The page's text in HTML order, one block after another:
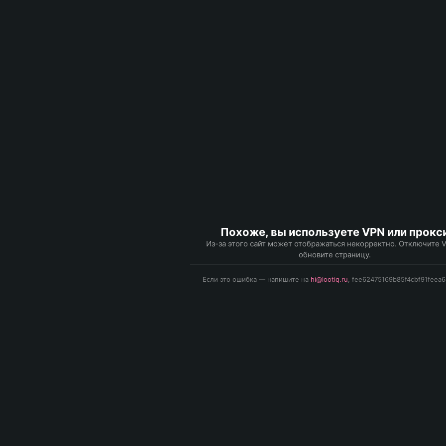
Похоже, вы используете VPN или
Из-за этого сайт может отображаться некорректно. Отключите
обновите страницу.
Если это ошибка — напишите на hi@lootiq.ru ,